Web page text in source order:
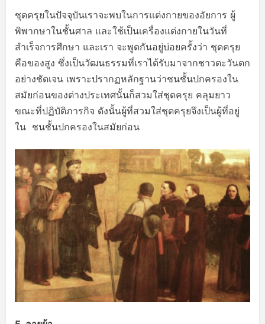
ชุดครุยในปัจจุบันเราจะพบในการแต่งกายของอัยการ ผู้
พิพากษาในชั้นศาล และใช้เป็นเครื่องแต่งกายในวันที่
สำเร็จการศึกษา และเรา จะพูดกันอยู่บ่อยครั้งว่า ชุดครุย
คือของสูง ซึ่งเป็นวัฒนธรรมที่เราได้รับมาจากชาวตะวันตก
อย่างชัดเจน เพราะปรากฏหลักฐานว่าชนชั้นปกครองใน
สมัยก่อนของต่างประเทศนั้นก็สวมใส่ชุดครุย คลุมยาว
ขณะที่ปฏิบัติภารกิจ ดังนั้นผู้ที่สวมใส่ชุดครุยจึงเป็นผู้ที่อยู่
ใน ชนชั้นปกครองในสมัยก่อน